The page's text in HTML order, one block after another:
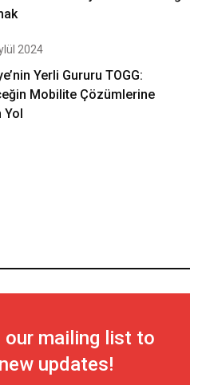
2024
Yerli Gururu TOGG:
Mobilite Çözümlerine
Yol
our mailing list to
updates!